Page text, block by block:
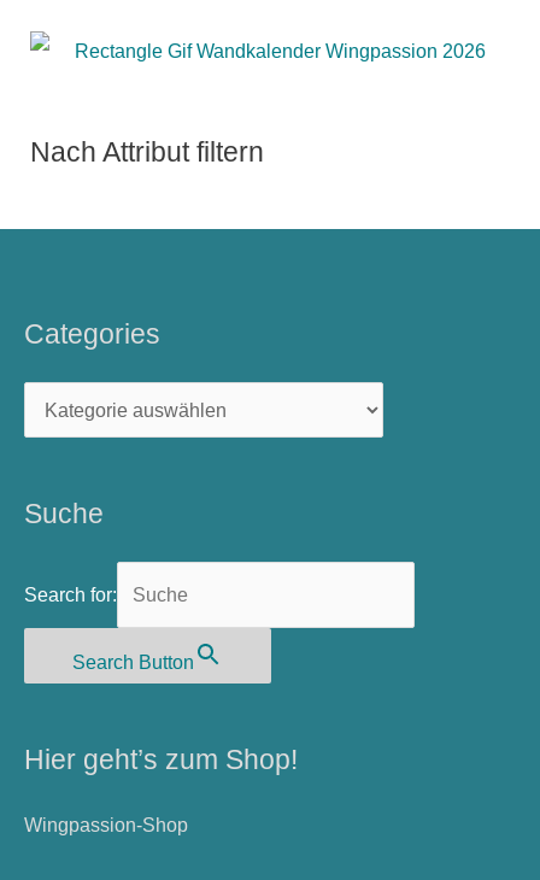
Nach Attribut filtern
Categories
Suche
Search for:
Search Button
Hier geht’s zum Shop!
Wingpassion-Shop